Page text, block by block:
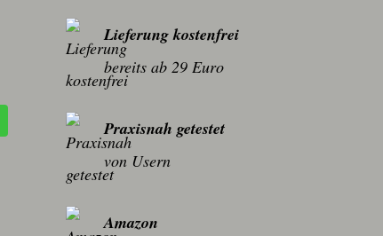
Lieferung kostenfrei
bereits ab 29 Euro
Praxisnah getestet
von Usern
Amazon